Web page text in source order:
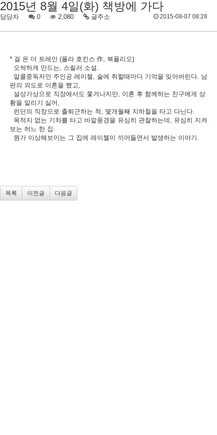
2015년 8월 4일(화) 책방에 가다
담당자 0 2,080 글주소 2015-08-07 08:28
* 걸 온 더 트레인 (폴라 호킨스 作, 북폴리오)
오싹하게 만드는, 스릴러 소설.
알콜중독자인 주인공 레이첼, 술에 취할때마다 기억을 잊어버린다. 남
편의 외도로 이혼을 했고,
설상가상으로 직장에서도 쫓겨나지만, 이혼 후 함께하는 친구에게 상
황을 알리기 싫어,
런던의 직장으로 출퇴근하는 척, 몇개월째 지하철을 타고 다닌다.
목적지 없는 기차를 타고 바깥풍경을 유심히 관찰하는데, 유심히 지켜
보는 허느 한 집.
뭔가 이상해보이는 그 집에 레이첼이 끼어들면서 발생하는 이야기.
목록 이전글 다음글